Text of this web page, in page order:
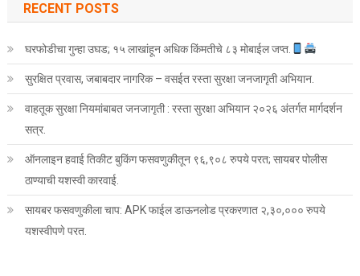
RECENT POSTS
घरफोडीचा गुन्हा उघड; १५ लाखांहून अधिक किंमतीचे ८३ मोबाईल जप्त.
सुरक्षित प्रवास, जबाबदार नागरिक – वसईत रस्ता सुरक्षा जनजागृती अभियान.
वाहतूक सुरक्षा नियमांबाबत जनजागृती : रस्ता सुरक्षा अभियान २०२६ अंतर्गत मार्गदर्शन
सत्र.
ऑनलाइन हवाई तिकीट बुकिंग फसवणुकीतून ९६,९०८ रुपये परत; सायबर पोलीस
ठाण्याची यशस्वी कारवाई.
सायबर फसवणुकीला चाप: APK फाईल डाऊनलोड प्रकरणात २,३०,००० रुपये
यशस्वीपणे परत.